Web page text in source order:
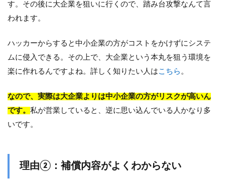
す。その後に大企業を狙いに行くので、踏み台攻撃なんて言
われます。
ハッカーからすると中小企業の方がコストをかけずにシステ
ムに侵入できる。その上で、大企業という本丸を狙う環境を
楽に作れるんですよね。詳しく知りたい人は こちら 。
なので、実際は大企業よりは中小企業の方がリスクが高いん
です。 私が営業していると、逆に思い込んでいる人かなり多
いです。
理由②：補償内容がよくわからない